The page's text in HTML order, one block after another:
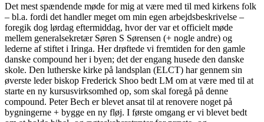
Det mest spændende møde for mig at være med til med kirkens folk
– bl.a. fordi det handler meget om min egen arbejdsbeskrivelse –
foregik dog lørdag eftermiddag, hvor der var et officielt møde
mellem generalsekretær Søren S Sørensen (+ nogle andre) og
lederne af stiftet i Iringa. Her drøftede vi fremtiden for den gamle
danske compound her i byen; det der engang husede den danske
skole. Den lutherske kirke på landsplan (ELCT) har gennem sin
øverste leder biskop Frederick Shoo bedt LM om at være med til at
starte en ny kursusvirksomhed op, som skal foregå på denne
compound. Peter Bech er blevet ansat til at renovere noget på
bygningerne + bygge en ny fløj. I første omgang er vi blevet bedt